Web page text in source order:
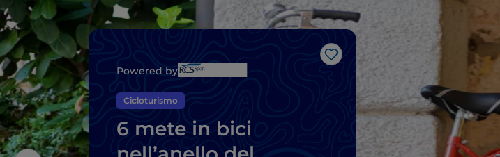
Like
Powered by
Cicloturismo
6 mete in bici